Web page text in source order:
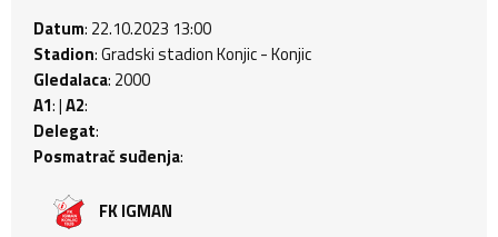
Datum: 22.10.2023 13:00
Stadion: Gradski stadion Konjic - Konjic
Gledalaca: 2000
A1: |A2:
Delegat:
Posmatrač suđenja:
FK IGMAN